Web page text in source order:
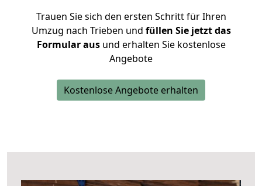
Trauen Sie sich den ersten Schritt für Ihren
Umzug nach Trieben und füllen Sie jetzt das
Formular ausund erhalten Sie kostenlose
Angebote
Kostenlose Angebote erhalten